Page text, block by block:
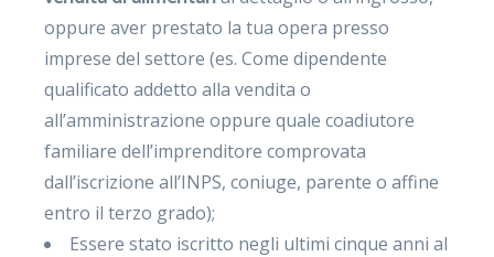
oppure aver prestato la tua opera presso
imprese del settore (es. Come dipendente
qualificato addetto alla vendita o
all’amministrazione oppure quale coadiutore
familiare dell’imprenditore comprovata
dall’iscrizione all’INPS, coniuge, parente o affine
entro il terzo grado);
Essere stato iscritto negli ultimi cinque anni al